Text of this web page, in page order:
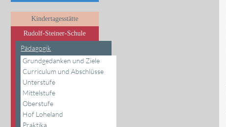
Kindertagesstätte
Rudolf-Steiner-Schule
Pädagogik
Grundgedanken und Ziele
Curriculum und Abschlüsse
Unterstufe
Mittelstufe
Oberstufe
Hof Loheland
Praktika